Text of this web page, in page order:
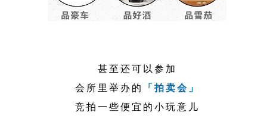
甚至还可以参加
会所里举办的 「拍卖会」
竞拍一些便宜的小玩意儿